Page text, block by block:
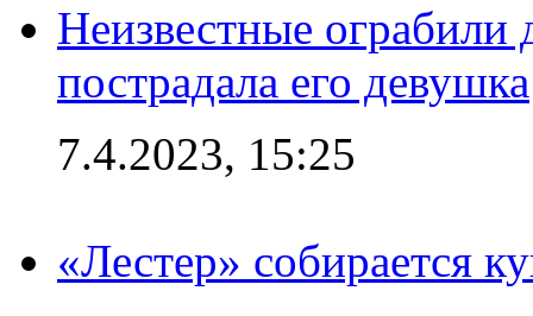
Неизвестные
пострадала его девушка
7.4.2023, 15:25
«Лестер» собирается